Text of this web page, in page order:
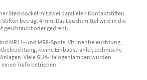
Stecksockel mit zwei parallelen Kontaktstiften.
Stiften beträgt 4 mm. Das Leuchtmittel wird in die
geschraubt oder gedreht.
MR11- und MR8-Spots, Vitrinenbeleuchtung,
kleine Einbaustrahler, technische
Viele GU4-Halogenlampen wurden
Trafo betrieben.